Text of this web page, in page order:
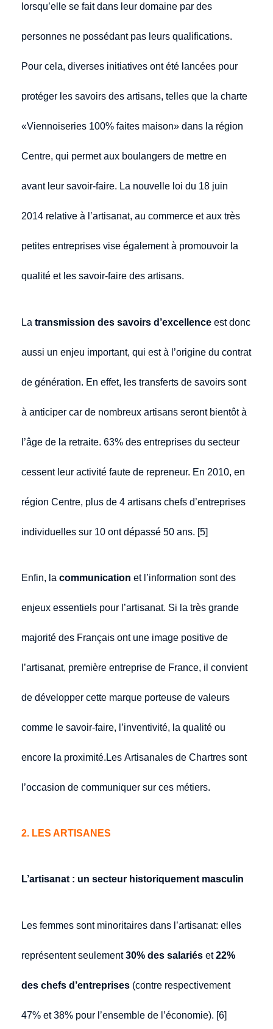
lorsqu’elle se fait dans leur domaine par des
personnes ne possédant pas leurs qualifications.
Pour cela, diverses initiatives ont été lancées pour
protéger les savoirs des artisans, telles que la charte
«Viennoiseries 100% faites maison» dans la région
Centre, qui permet aux boulangers de mettre en
avant leur savoir-faire. La nouvelle loi du 18 juin
2014 relative à l’artisanat, au commerce et aux très
petites entreprises vise également à promouvoir la
qualité et les savoir-faire des artisans.
Latransmission des savoirs d’excellence est donc
aussi un enjeu important, qui est à l’origine du contrat
de génération. En effet, les transferts de savoirs sont
à anticiper car de nombreux artisans seront bientôt à
l’âge de la retraite. 63% des entreprises du secteur
cessent leur activité faute de repreneur. En 2010, en
région Centre, plus de 4 artisans chefs d’entreprises
individuelles sur 10 ont dépassé 50 ans. [5]
Enfin, lacommunication et l’information sont des
enjeux essentiels pour l’artisanat. Si la très grande
majorité des Français ont une image positive de
l’artisanat, première entreprise de France, il convient
de développer cette marque porteuse de valeurs
comme le savoir-faire, l’inventivité, la qualité ou
encore la proximité.Les Artisanales de Chartres sont
l’occasion de communiquer sur ces métiers.
2. LES ARTISANES
L’artisanat : un secteur historiquement masculin
Les femmes sont minoritaires dans l’artisanat: elles
représentent seulement30% des salariéset22%
des chefs d’entreprises (contre respectivement
47% et 38% pour l’ensemble de l’économie). [6]